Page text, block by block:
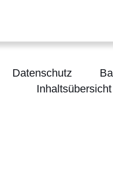
Datenschutz
Inhaltsübersicht